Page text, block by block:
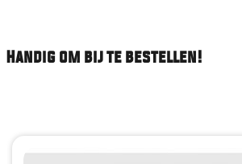
Handig om bij te bestellen!